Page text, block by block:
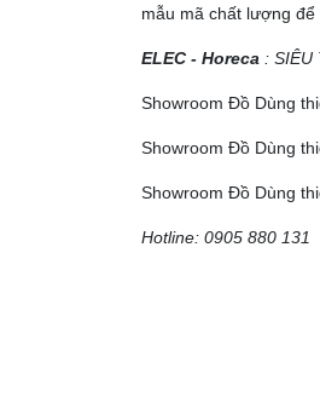
mẫu mã chất lượng
ELEC - Horeca : SIÊU
Showroom Đồ Dùng
Showroom Đồ Dùng
Showroom Đồ Dùng
Hotline: 0905 880 131